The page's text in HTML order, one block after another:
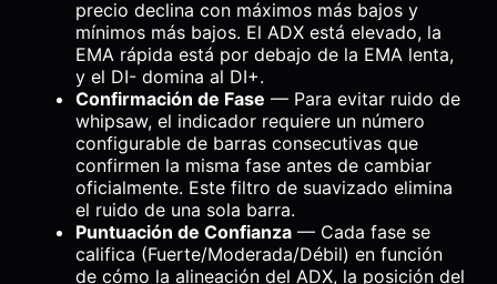
precio declina con máximos más bajos y
mínimos más bajos. El ADX está elevado, la
EMA rápida está por debajo de la EMA lenta,
y el DI- domina al DI+.
Confirmación de Fase — Para evitar ruido de
whipsaw, el indicador requiere un número
configurable de barras consecutivas que
confirmen la misma fase antes de cambiar
oficialmente. Este filtro de suavizado elimina
el ruido de una sola barra.
Puntuación de Confianza — Cada fase se
califica (Fuerte/Moderada/Débil) en función
de cómo la alineación del ADX, la posición del